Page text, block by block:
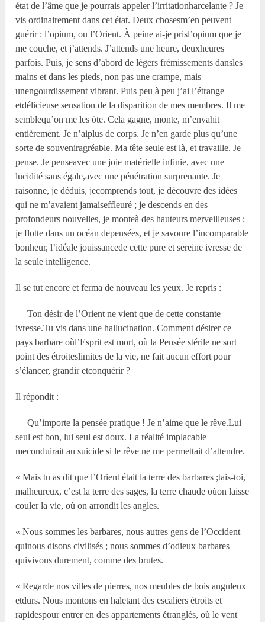
état de l’âme que je pourrais appeler l’irritationharcelante ? Je
vis ordinairement dans cet état. Deux chosesm’en peuvent
guérir : l’opium, ou l’Orient. À peine ai-je prisl’opium que je
me couche, et j’attends. J’attends une heure, deuxheures
parfois. Puis, je sens d’abord de légers frémissements dansles
mains et dans les pieds, non pas une crampe, mais
unengourdissement vibrant. Puis peu à peu j’ai l’étrange
etdélicieuse sensation de la disparition de mes membres. Il me
semblequ’on me les ôte. Cela gagne, monte, m’envahit
entièrement. Je n’aiplus de corps. Je n’en garde plus qu’une
sorte de souveniragréable. Ma tête seule est là, et travaille. Je
pense. Je penseavec une joie matérielle infinie, avec une
lucidité sans égale,avec une pénétration surprenante. Je
raisonne, je déduis, jecomprends tout, je découvre des idées
qui ne m’avaient jamaiseffleuré ; je descends en des
profondeurs nouvelles, je monteà des hauteurs merveilleuses ;
je flotte dans un océan depensées, et je savoure l’incomparable
bonheur, l’idéale jouissancede cette pure et sereine ivresse de
la seule intelligence.
Il se tut encore et ferma de nouveau les yeux. Je repris :
— Ton désir de l’Orient ne vient que de cette constante
ivresse.Tu vis dans une hallucination. Comment désirer ce
pays barbare oùl’Esprit est mort, où la Pensée stérile ne sort
point des étroiteslimites de la vie, ne fait aucun effort pour
s’élancer, grandir etconquérir ?
Il répondit :
— Qu’importe la pensée pratique ! Je n’aime que le rêve.Lui
seul est bon, lui seul est doux. La réalité implacable
meconduirait au suicide si le rêve ne me permettait d’attendre.
« Mais tu as dit que l’Orient était la terre des barbares ;tais-toi,
malheureux, c’est la terre des sages, la terre chaude oùon laisse
couler la vie, où on arrondit les angles.
« Nous sommes les barbares, nous autres gens de l’Occident
quinous disons civilisés ; nous sommes d’odieux barbares
quivivons durement, comme des brutes.
« Regarde nos villes de pierres, nos meubles de bois anguleux
etdurs. Nous montons en haletant des escaliers étroits et
rapidespour entrer en des appartements étranglés, où le vent